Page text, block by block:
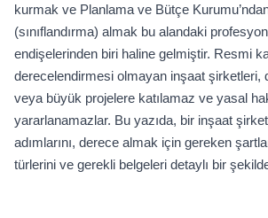
kurmak ve Planlama ve Bütçe
(sınıflandırma) almak bu alandaki
endişelerinden biri haline gelmiştir. Resmi
derecelendirmesi olmayan inşaat şirketleri,
veya büyük projelere katılamaz ve yasal
yararlanamazlar. Bu yazıda, bir inşaat
adımlarını, derece almak için gereken
türlerini ve gerekli belgeleri detaylı bir